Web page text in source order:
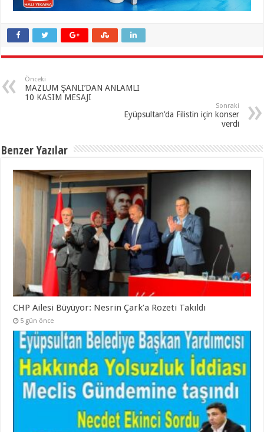
Önceki
MAZLUM ŞANLI’DAN ANLAMLI
10 KASIM MESAJI
Sonraki
Eyüpsultan’da Filistin için konser
verdi
Benzer Yazılar
CHP Ailesi Büyüyor: Nesrin Çark’a Rozeti Takıldı
5 gün önce